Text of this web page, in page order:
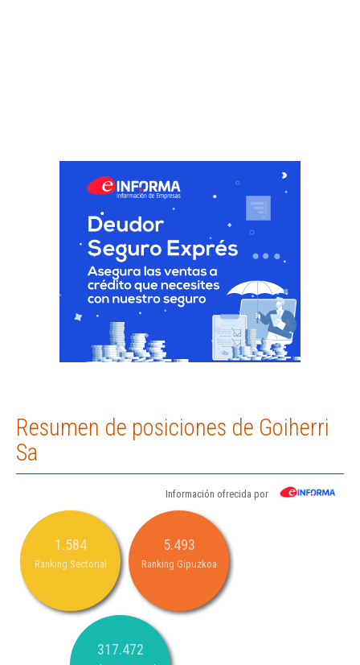
Resumen de posiciones de Goiherri
Sa
Información ofrecida por
1.584
Ranking Sectorial
5.493
Ranking Gipuzkoa
317.472